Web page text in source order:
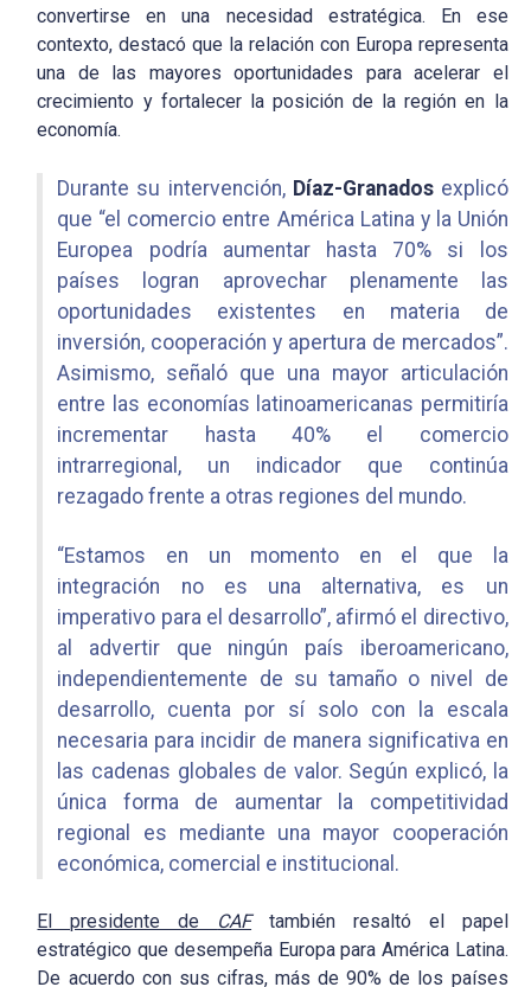
convertirse en una necesidad estratégica. En ese
contexto, destacó que la relación con Europa representa
una de las mayores oportunidades para acelerar el
crecimiento y fortalecer la posición de la región en la
economía.
Durante su intervención, Díaz-Granadosexplicó
que “el comercio entre América Latina y la Unión
Europea podría aumentar hasta 70% si los
países logran aprovechar plenamente las
oportunidades existentes en materia de
inversión, cooperación y apertura de mercados”.
Asimismo, señaló que una mayor articulación
entre las economías latinoamericanas permitiría
incrementar hasta 40% el comercio
intrarregional, un indicador que continúa
rezagado frente a otras regiones del mundo.
“Estamos en un momento en el que la
integración no es una alternativa, es un
imperativo para el desarrollo”, afirmó el directivo,
al advertir que ningún país iberoamericano,
independientemente de su tamaño o nivel de
desarrollo, cuenta por sí solo con la escala
necesaria para incidir de manera significativa en
las cadenas globales de valor. Según explicó, la
única forma de aumentar la competitividad
regional es mediante una mayor cooperación
económica, comercial e institucional.
El presidente de CAFtambién resaltó el papel
estratégico que desempeña Europa para América Latina.
De acuerdo con sus cifras, más de 90% de los países